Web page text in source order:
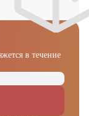
в течение